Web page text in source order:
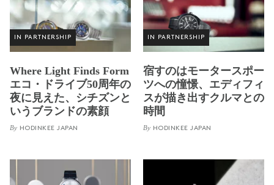
IN PARTNERSHIP
Where Light Finds Form
エコ・ドライブ50周年の
夜に見えた、シチズンと
いうブランドの素顔
By HODINKEE JAPAN
IN PARTNERSHIP
宿すのはモータースポー
ツへの憧憬、エディフィ
スが描き出すクルマとの
時間
By HODINKEE JAPAN